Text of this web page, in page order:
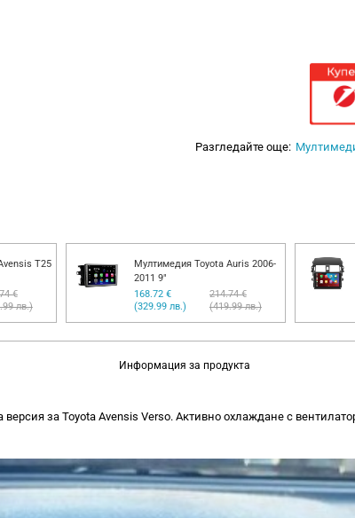
Разгледайте още:
T25
€
лв.)
Мултимедия Toyota Auris 2006-
2011 9"
168.72 €
(329.99 лв.)
214.74 €
(419.99 лв.)
Информация за продукта
за Toyota Avensis Verso. Активно охлаждане с